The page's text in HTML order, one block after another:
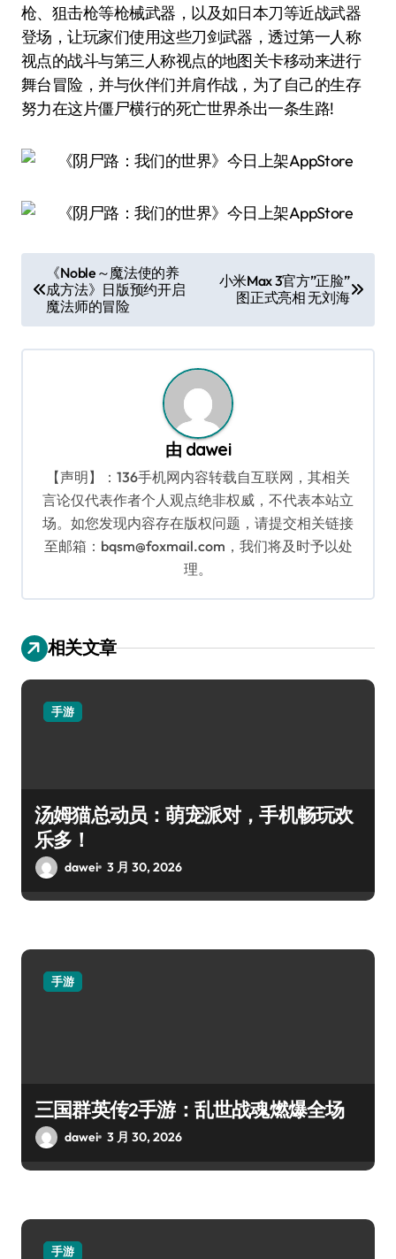
枪、狙击枪等枪械武器，以及如日本刀等近战武器
登场，让玩家们使用这些刀剑武器，透过第一人称
视点的战斗与第三人称视点的地图关卡移动来进行
舞台冒险，并与伙伴们并肩作战，为了自己的生存
努力在这片僵尸横行的死亡世界杀出一条生路!
章
导
航
《Noble～魔法使的养
成方法》日版预约开启
魔法师的冒险
小米Max 3官方”正脸”
图正式亮相 无刘海
由 dawei
【声明】：136手机网内容转载自互联网，其相关
言论仅代表作者个人观点绝非权威，不代表本站立
场。如您发现内容存在版权问题，请提交相关链接
至邮箱：bqsm@foxmail.com，我们将及时予以处
理。
相关文章
手游
汤姆猫总动员：萌宠派对，手机畅玩欢
乐多！
dawei 3 月 30, 2026
手游
三国群英传2手游：乱世战魂燃爆全场
dawei 3 月 30, 2026
手游